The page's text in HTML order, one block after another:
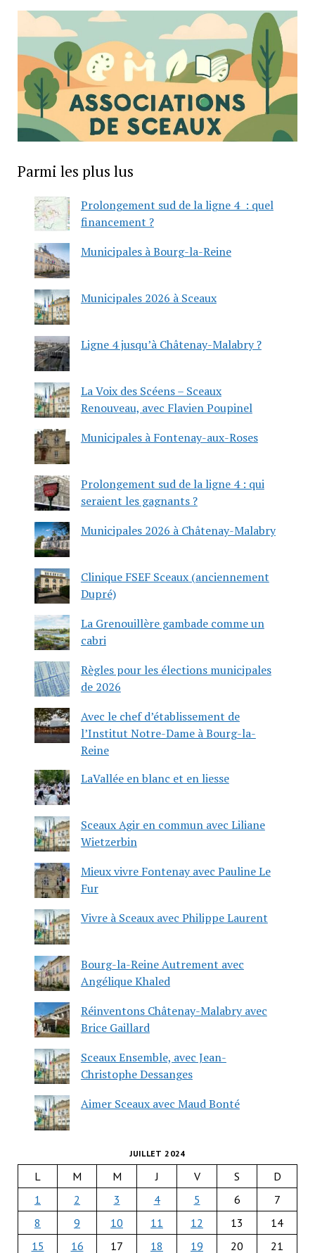
Parmi les plus lus
Prolongement sud de la ligne 4 : quel
financement ?
Municipales à Bourg-la-Reine
Municipales 2026 à Sceaux
Ligne 4 jusqu’à Châtenay-Malabry ?
La Voix des Scéens – Sceaux
Renouveau, avec Flavien Poupinel
Municipales à Fontenay-aux-Roses
Prolongement sud de la ligne 4 : qui
seraient les gagnants ?
Municipales 2026 à Châtenay-Malabry
Clinique FSEF Sceaux (anciennement
Dupré)
La Grenouillère gambade comme un
cabri
Règles pour les élections municipales
de 2026
Avec le chef d’établissement de
l’Institut Notre-Dame à Bourg-la-
Reine
LaVallée en blanc et en liesse
Sceaux Agir en commun avec Liliane
Wietzerbin
Mieux vivre Fontenay avec Pauline Le
Fur
Vivre à Sceaux avec Philippe Laurent
Bourg-la-Reine Autrement avec
Angélique Khaled
Réinventons Châtenay-Malabry avec
Brice Gaillard
Sceaux Ensemble, avec Jean-
Christophe Dessanges
Aimer Sceaux avec Maud Bonté
JUILLET 2024
L M M J V S
D
1
2 3 4 5 6
7
8
9 10 11 12 13
14
15
16 17 18 19 20 21